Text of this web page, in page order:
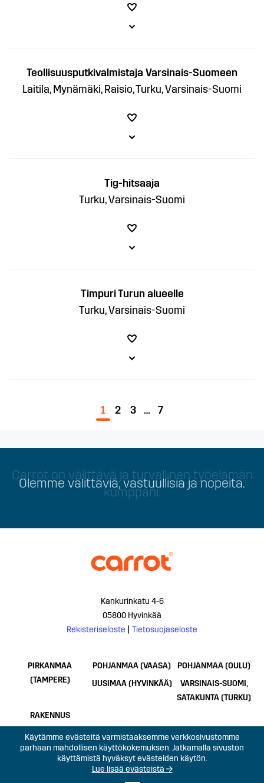
Teollisuusputkivalmistaja Varsinais-Suomeen
Laitila, Mynämäki, Raisio, Turku, Varsinais-Suomi
Tig-hitsaaja
Turku, Varsinais-Suomi
Timpuri Turun alueelle
Turku, Varsinais-Suomi
1 2 3 … 7
Olemme välittäviä, vastuullisia ja nopeita.
Carrot on välittävä ja turvallinen työelämän
kumppani.
Kankurinkatu 4-6
05800 Hyvinkää
Rekisteriseloste
Tietosuojaseloste
PIRKANMAA
(TAMPERE)
POHJANMAA (VAASA)
POHJANMAA (OULU)
UUSIMAA (HYVINKÄÄ)
VARSINAIS-SUOMI,
SATAKUNTA (TURKU)
RAKENNUS
Käytämme evästeitä varmistaaksemme verkkosivustomme
parhaan mahdollisen käyttökokemuksen. Jatkamalla sivuston
käyttämistä hyväksyt evästeiden käytön.
Lue lisää evästeistä →